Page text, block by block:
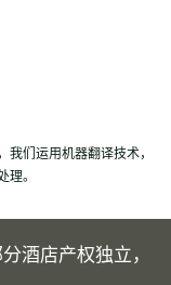
们运用机器翻译技术，
。
酒店产权独立，